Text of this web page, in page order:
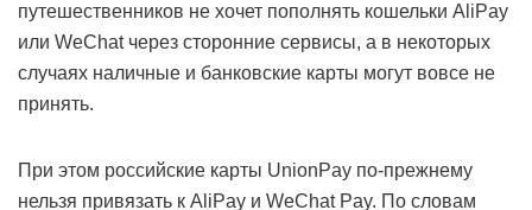
путешественников не хочет пополнять кошельки AliPay
или WeChat через сторонние сервисы, а в некоторых
случаях наличные и банковские карты могут вовсе не
принять.
При этом российские карты UnionPay по-прежнему
нельзя привязать к AliPay и WeChat Pay. По словам